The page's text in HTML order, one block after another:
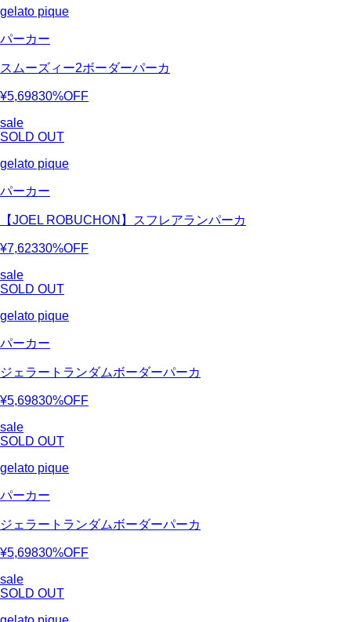
gelato pique
パーカー
スムーズィー2ボーダーパーカ
¥5,69830%OFF
sale
SOLD OUT
gelato pique
パーカー
【JOEL ROBUCHON】スフレアランパーカ
¥7,62330%OFF
sale
SOLD OUT
gelato pique
パーカー
ジェラートランダムボーダーパーカ
¥5,69830%OFF
sale
SOLD OUT
gelato pique
パーカー
ジェラートランダムボーダーパーカ
¥5,69830%OFF
sale
SOLD OUT